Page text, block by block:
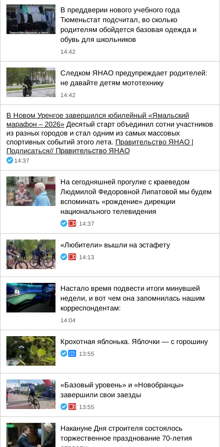
В преддверии нового учебного года
Тюменьстат подсчитал, во сколько
родителям обойдется базовая одежда и
обувь для школьников
14:42
Следком ЯНАО предупреждает родителей:
не давайте детям мототехнику
14:42
В Новом Уренгое завершился юбилейный «Ямальский
марафон – 2026» Десятый старт объединил сотни участников
из разных городов и стал одним из самых массовых
спортивных событий этого лета. Правительство ЯНАО |
Подписаться// Правительство ЯНАО
14:37
На сегодняшней прогулке с краеведом
Людмилой Федоровной Липатовой мы будем
вспоминать «рождение» дирекции
национального телевидения
14:37
«Любители» вышли на эстафету
14:13
Настало время подвести итоги минувшей
недели, и вот чем она запомнилась нашим
корреспондентам:
14:04
Крохотная яблонька. Яблочки — с горошину
13:55
«Базовый уровень» и «Новобранцы»
завершили свои заезды
13:55
Накануне Дня строителя состоялось
торжественное празднование 70-летия